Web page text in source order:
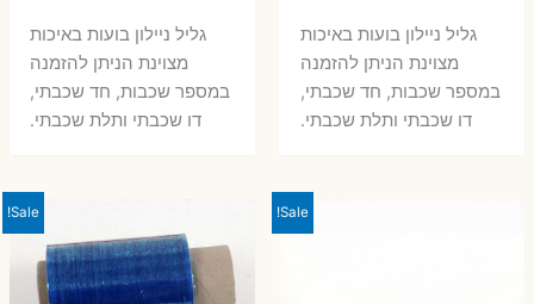
המקורי
היה:
66 ₪.
הנוכחיגליל ניילון בועות באיכות
מצוינת הניתן להזמנה
במספר שכבות, חד שכבתי,
דו שכבתי ותלת שכבתי.
המקורי
היה:
33 ₪.
₪.
גליל ניילון בועות באיכות
מצוינת הניתן להזמנה
במספר שכבות, חד שכבתי,
דו שכבתי ותלת שכבתי.
Sale!
Sale!